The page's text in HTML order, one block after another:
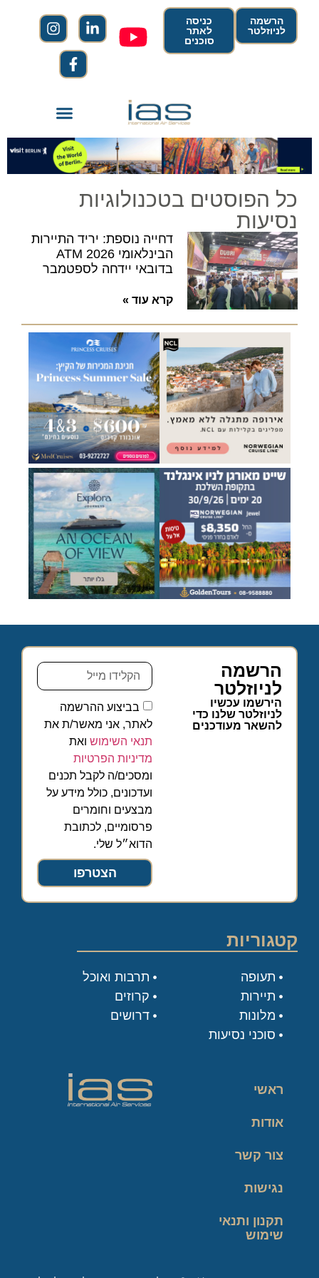
הרשמה
לניוזלטר
כניסה
לאתר
סוכנים
כל הפוסטים בטכנולוגיות
נסיעות
דחייה נוספת: יריד התיירות
הבינלאומי ATM 2026
בדובאי יידחה לספטמבר
קרא עוד »
הרשמה
לניוזלטר
הירשמו עכשיו
לניוזלטר שלנו כדי
להשאר מעודכנים
בביצוע ההרשמה
לאתר, אני מאשר/ת את
תנאי השימוש ואת
מדיניות הפרטיות
ומסכים/ה לקבל תכנים
ועדכונים, כולל מידע על
מבצעים וחומרים
פרסומיים, לכתובת
הדוא״ל שלי.
הצטרפו
קטגוריות
תעופה
תיירות
מלונות
סוכני נסיעות
תרבות ואוכל
קרוזים
דרושים
ראשי
אודות
צור קשר
נגישות
תקנון ותנאי
שימוש